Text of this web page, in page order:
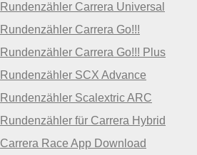
Rundenzähler Carrera Universal
Rundenzähler Carrera Go!!!
Rundenzähler Carrera Go!!! Plus
Rundenzähler SCX Advance
Rundenzähler Scalextric ARC
Rundenzähler für Carrera Hybrid
Carrera Race App Download